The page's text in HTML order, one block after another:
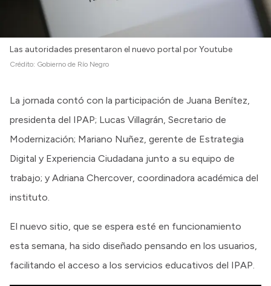
Las autoridades presentaron el nuevo portal por Youtube
Crédito: Gobierno de Río Negro
La jornada contó con la participación de Juana Benítez,
presidenta del IPAP; Lucas Villagrán, Secretario de
Modernización; Mariano Nuñez, gerente de Estrategia
Digital y Experiencia Ciudadana junto a su equipo de
trabajo; y Adriana Chercover, coordinadora académica del
instituto.
El nuevo sitio, que se espera esté en funcionamiento
esta semana, ha sido diseñado pensando en los usuarios,
facilitando el acceso a los servicios educativos del IPAP.